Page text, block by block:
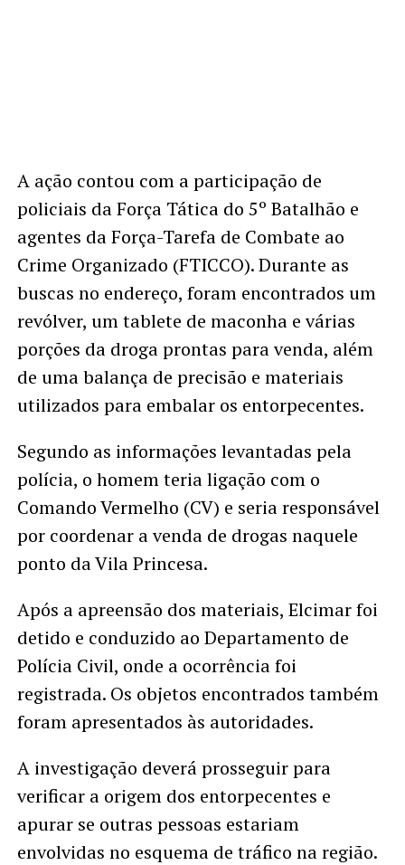
A ação contou com a participação de
policiais da Força Tática do 5º Batalhão e
agentes da Força-Tarefa de Combate ao
Crime Organizado (FTICCO). Durante as
buscas no endereço, foram encontrados um
revólver, um tablete de maconha e várias
porções da droga prontas para venda, além
de uma balança de precisão e materiais
utilizados para embalar os entorpecentes.
Segundo as informações levantadas pela
polícia, o homem teria ligação com o
Comando Vermelho (CV) e seria responsável
por coordenar a venda de drogas naquele
ponto da Vila Princesa.
Após a apreensão dos materiais, Elcimar foi
detido e conduzido ao Departamento de
Polícia Civil, onde a ocorrência foi
registrada. Os objetos encontrados também
foram apresentados às autoridades.
A investigação deverá prosseguir para
verificar a origem dos entorpecentes e
apurar se outras pessoas estariam
envolvidas no esquema de tráfico na região.